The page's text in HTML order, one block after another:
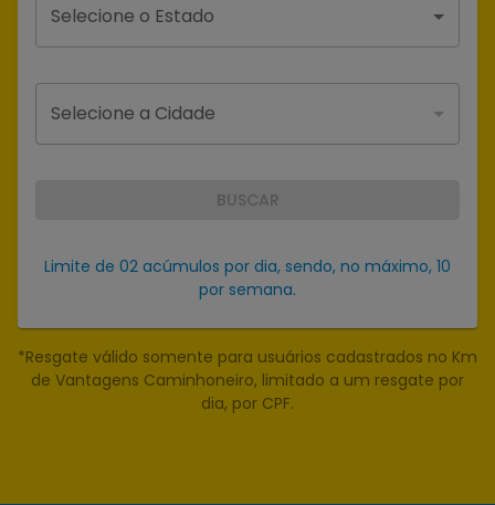
Selecione o Estado
Selecione a Cidade
BUSCAR
Limite de 02 acúmulos por dia, sendo, no máximo, 10
por semana.
*Resgate válido somente para usuários cadastrados no Km
de Vantagens Caminhoneiro, limitado a um resgate por
dia, por CPF.